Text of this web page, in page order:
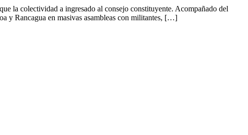
la colectividad a ingresado al consejo constituyente. Acompañado del
y Rancagua en masivas asambleas con militantes, […]